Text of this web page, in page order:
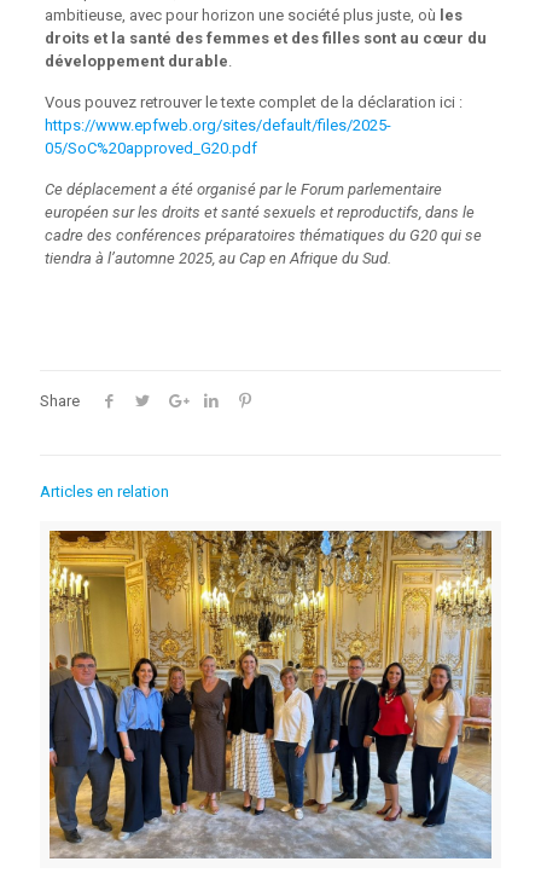
ambitieuse, avec pour horizon une société plus juste, où les
droits et la santé des femmes et des filles sont au cœur du
développement durable.
Vous pouvez retrouver le texte complet de la déclaration ici :
https://www.epfweb.org/sites/default/files/2025-
05/SoC%20approved_G20.pdf
Ce déplacement a été organisé par le Forum parlementaire
européen sur les droits et santé sexuels et reproductifs, dans le
cadre des conférences préparatoires thématiques du G20 qui se
tiendra à l’automne 2025, au Cap en Afrique du Sud.
Share
Articles en relation